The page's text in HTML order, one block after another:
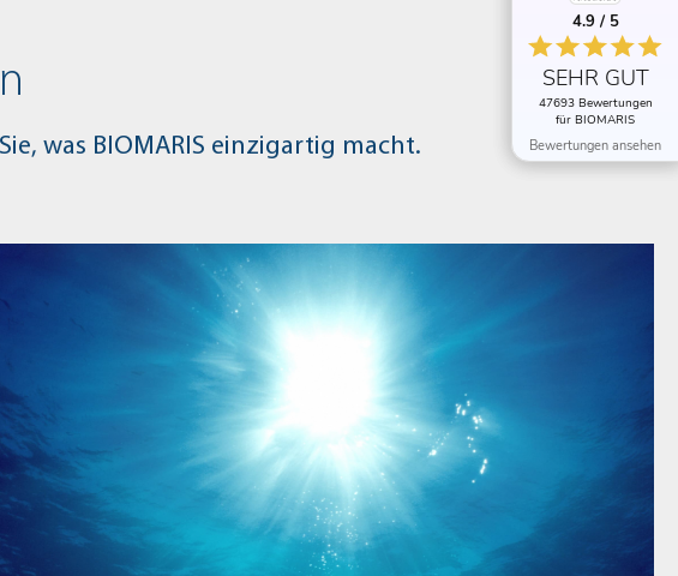
was BIOMARIS einzigartig macht.
4.9 / 5
SEHR GUT
47693 Bewertungen
für BIOMARIS
Bewertungen ansehen
4.9 / 5
SEHR GUT
47693 Bewertungen
für BIOMARIS
Bewertungen ansehen